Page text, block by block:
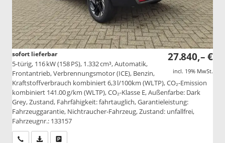
27.840,– €
incl. 19% MwSt.
sofort lieferbar
5-türig, 116 kW (158 PS), 1.332 cm³, Automatik,
Frontantrieb, Verbrennungsmotor (ICE), Benzin,
Kraftstoffverbrauch kombiniert 6,3 l/100km (WLTP), CO₂-Emission
kombiniert 141.00 g/km (WLTP), CO₂-Klasse E, Außenfarbe: Dark
Grey, Zustand, Fahrfähigkeit: fahrtauglich, Garantieleistung:
Fahrzeuggarantie, Nichtraucher-Fahrzeug, Zustand: unfallfrei,
Fahrzeugnr.: 133157
Wir rufen Sie anPDF-Datei, Fahrzeugexposé drucken